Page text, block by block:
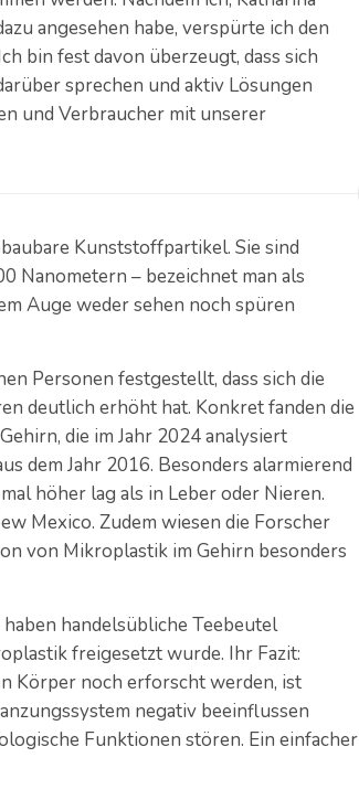
angesehen habe, verspürte ich den
bin fest davon überzeugt, dass sich
sprechen und aktiv Lösungen
und Verbraucher mit unserer
Kunststoffpartikel. Sie sind
Nanometern – bezeichnet man als
Auge weder sehen noch spüren
Personen festgestellt, dass sich die
deutlich erhöht hat. Konkret fanden die
die im Jahr 2024 analysiert
dem Jahr 2016. Besonders alarmierend
höher lag als in Leber oder Nieren.
Mexico. Zudem wiesen die Forscher
von Mikroplastik im Gehirn besonders
handelsübliche Teebeutel
freigesetzt wurde. Ihr Fazit:
Körper noch erforscht werden, ist
negativ beeinflussen
Funktionen stören. Ein einfacher